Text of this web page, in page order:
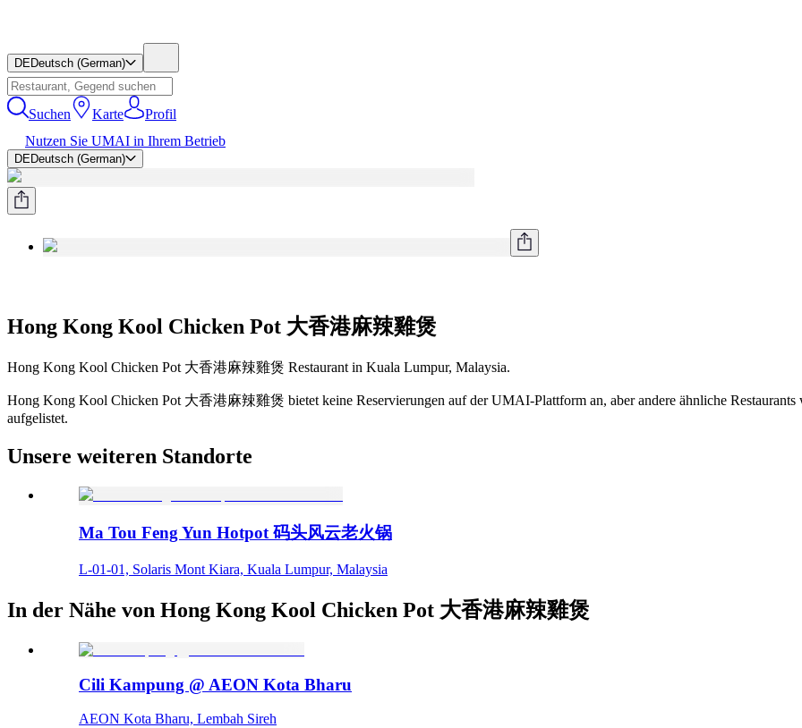
DEDeutsch (German)
Suchen Karte
Profil
Nutzen Sie UMAI in Ihrem Betrieb
DEDeutsch (German)
Hong Kong Kool Chicken Pot 大香港麻辣雞煲
Hong Kong Kool Chicken Pot 大香港麻辣雞煲 Restaurant in Kuala Lumpur, Malaysia.
Hong Kong Kool Chicken Pot 大香港麻辣雞煲 bietet keine Reservierungen auf der UMAI-Plattform an, aber andere ähnliche
aufgelistet.
Unsere weiteren Standorte
Ma Tou Feng Yun Hotpot 码头风云老火锅
L-01-01, Solaris Mont Kiara, Kuala Lumpur, Malaysia
In der Nähe von Hong Kong Kool Chicken Pot 大香港麻辣雞煲
Cili Kampung @ AEON Kota Bharu
AEON Kota Bharu, Lembah Sireh